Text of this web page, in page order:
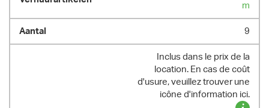
m
9
Inclus dans le prix de la
location. En cas de coût
d'usure, veuillez trouver une
icône d'information ici.